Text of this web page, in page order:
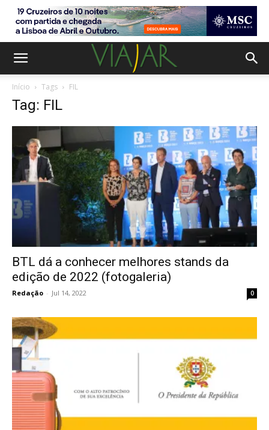
Início Tags FIL
Tag: FIL
BTL dá a conhecer melhores stands da
edição de 2022 (fotogaleria)
Redação - Jul 14, 2022 0